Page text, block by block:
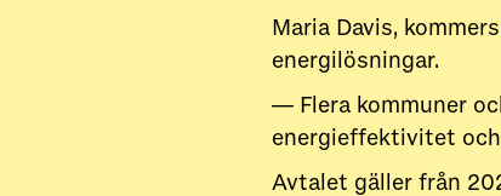
Maria Davis,
energilösningar.
— Flera kommuner
energieffektivitet
Avtalet gäller från